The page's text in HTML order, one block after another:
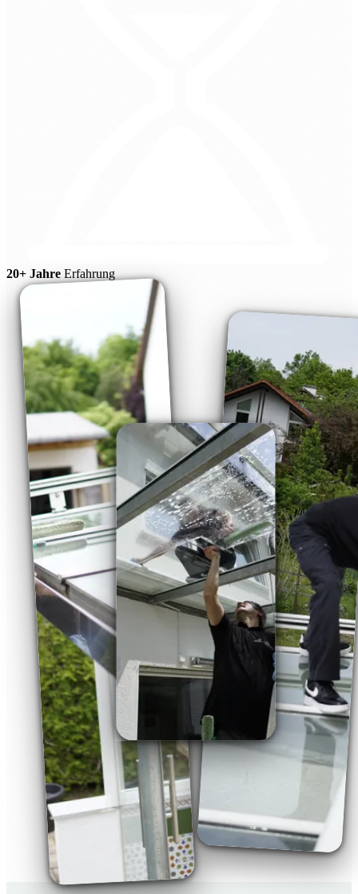
20+ Jahre Erfahrung